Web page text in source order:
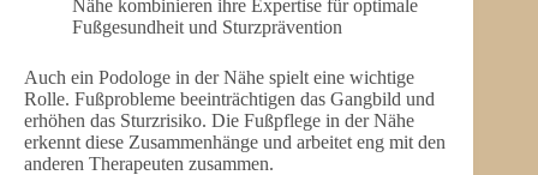
Nähe kombinieren ihre Expertise für optimale
Fußgesundheit und Sturzprävention
Auch ein Podologe in der Nähe spielt eine wichtige
Rolle. Fußprobleme beeinträchtigen das Gangbild und
erhöhen das Sturzrisiko. Die Fußpflege in der Nähe
erkennt diese Zusammenhänge und arbeitet eng mit den
anderen Therapeuten zusammen.